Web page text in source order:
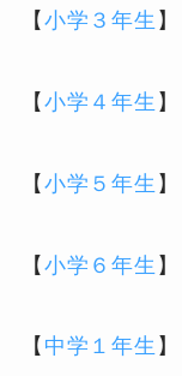
【 小学３年生 】
【 小学４年生 】
【 小学５年生 】
【 小学６年生 】
【 中学１年生 】